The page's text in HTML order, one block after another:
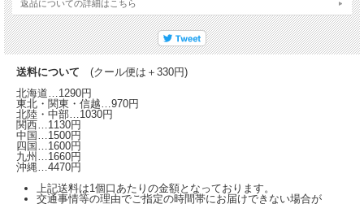
返品についての詳細はこちら
送料について (クール便は＋330円)
北海道…1290円
東北・関東・信越…970円
北陸・中部…1030円
関西…1130円
中国…1500円
四国…1600円
九州…1660円
沖縄…4470円
上記送料は1個口あたりの金額となっております。
交通事情等の理由でご指定の時間帯にお届けできない場合が